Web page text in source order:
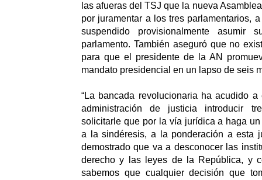
las afueras del TSJ que la nueva
por juramentar a los tres parlamentarios,
suspendido provisionalmente asumir
parlamento. También aseguró que no
para que el presidente de la AN
mandato presidencial en un lapso de seis
“La bancada revolucionaria ha acudido
administración de justicia introducir
solicitarle que por la vía jurídica a haga
a la sindéresis, a la ponderación a esta
demostrado que va a desconocer las
derecho y las leyes de la República, y
sabemos que cualquier decisión que